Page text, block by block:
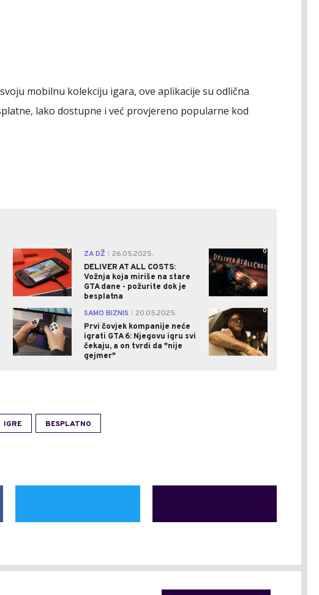
mobilnu kolekciju igara, ove aplikacije su odlična
lako dostupne i već provjereno popularne kod
0 ZA DŽ
26.05.2025.
DELIVER AT ALL COSTS:
Vožnja koja miriše na stare
GTA dane - požurite dok je
besplatna
0
1 SAMO BIZNIS
20.05.2025.
Prvi čovjek kompanije neće
igrati GTA 6: Njegovu igru svi
čekaju, a on tvrdi da "nije
gejmer"
0
IGRE BESPLATNO